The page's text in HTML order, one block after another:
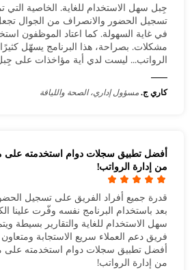
جِبل سهل الاستخدام للغاية. الخاصية
تسجيل الحضور والانصراف من الجوال
في غاية السهولة. كما اعتاد الموظفون
مشكلات. بصراحة، هذا البرنامج يسهّل
الرواتب... ليست لدي أية مؤاخذات على
كاري ج.مسؤول إداري، الصحة واللياقة
من إدارة الرواتب!
قدرة جميع أفراد الفريق على تسجيل
بعد باستخدام البرنامج نفسه وفّرت علينا
سهل الاستخدام للغاية والتقارير بسيطة
فريق دعم العملاء سريع الاستجابة
من إدارة الرواتب!